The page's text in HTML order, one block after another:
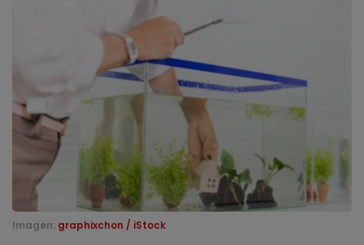
Imagen: graphixchon / iStock